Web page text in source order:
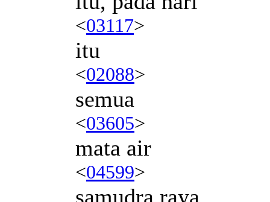
<03117>
itu
<02088>
semua
<03605>
mata air
<04599>
samudra raya